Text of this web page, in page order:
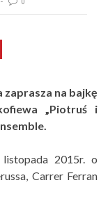
na bajkę
„Piotruś i
2015r. o
Carrer Ferran